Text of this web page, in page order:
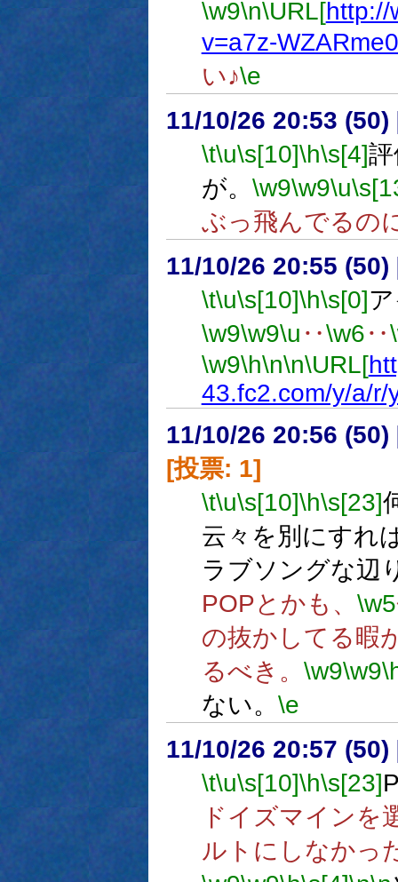
\w9\n\URL[http://
v=a7z-WZARme0
い♪\e
11/10/26 20:53 (50)
\t\u\s[10]\h\s[4]
が。 \w9\w9\u
ぶっ飛んでるの
11/10/26 20:55 (50)
\t\u\s[10]\h\s[0]
\w9\w9\u ‥\w6‥
\w9\h\n\n\URL[
43.fc2.com/y/a/r/
11/10/26 20:56 (50)
[投票: 1]
\t\u\s[10]\h\s[23]
云々を別にすれ
ラブソングな辺
POPとかも、 \w5
の抜かしてる暇
るべき。 \w9\w9
ない。 \e
11/10/26 20:57 (50)
\t\u\s[10]\h\s[23]
ドイズマインを
ルトにしなかっ